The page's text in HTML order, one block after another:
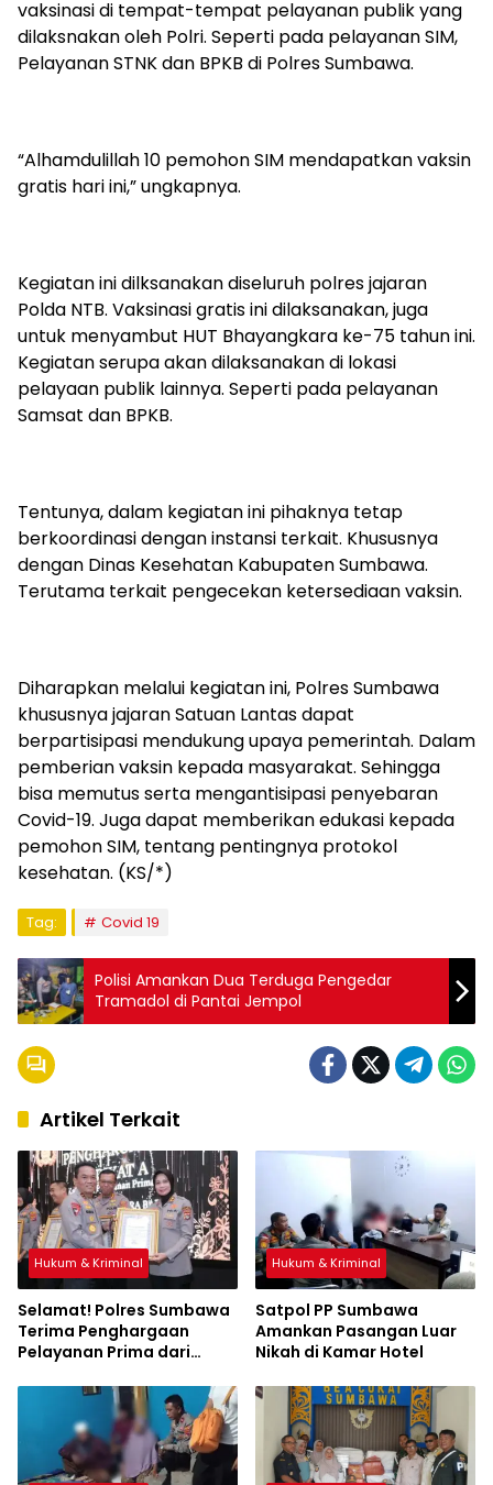
vaksinasi di tempat-tempat pelayanan publik yang
dilaksnakan oleh Polri. Seperti pada pelayanan SIM,
Pelayanan STNK dan BPKB di Polres Sumbawa.
“Alhamdulillah 10 pemohon SIM mendapatkan vaksin
gratis hari ini,” ungkapnya.
Kegiatan ini dilksanakan diseluruh polres jajaran
Polda NTB. Vaksinasi gratis ini dilaksanakan, juga
untuk menyambut HUT Bhayangkara ke-75 tahun ini.
Kegiatan serupa akan dilaksanakan di lokasi
pelayaan publik lainnya. Seperti pada pelayanan
Samsat dan BPKB.
Tentunya, dalam kegiatan ini pihaknya tetap
berkoordinasi dengan instansi terkait. Khususnya
dengan Dinas Kesehatan Kabupaten Sumbawa.
Terutama terkait pengecekan ketersediaan vaksin.
Diharapkan melalui kegiatan ini, Polres Sumbawa
khususnya jajaran Satuan Lantas dapat
berpartisipasi mendukung upaya pemerintah. Dalam
pemberian vaksin kepada masyarakat. Sehingga
bisa memutus serta mengantisipasi penyebaran
Covid-19. Juga dapat memberikan edukasi kepada
pemohon SIM, tentang pentingnya protokol
kesehatan. (KS/*)
Tag: Covid 19
Polisi Amankan Dua Terduga Pengedar
Tramadol di Pantai Jempol
Artikel Terkait
Hukum & Kriminal
Selamat! Polres Sumbawa
Terima Penghargaan
Pelayanan Prima dari
Hukum & Kriminal
Satpol PP Sumbawa
Amankan Pasangan Luar
Nikah di Kamar Hotel